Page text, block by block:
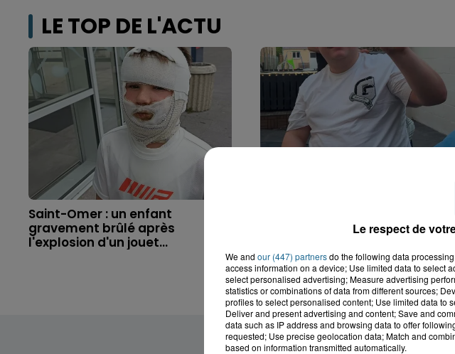
LE TOP DE L'ACTU
Saint-Omer : un enfant
gravement brûlé après
l'explosion d'un jouet...
accident, Lucas s'en est allé
Le respect de
We and our (447) partnersdo the following data
access information on a device; Use limited data to select
select personalised advertising; Measure advertising
statistics or combinations of data from different sources;
profiles to select personalised content; Use limited data to
Deliver and present advertising and content; Save and
data such as IP address and browsing data to offer
requested; Use precise geolocation data; Match and
based on information transmitted automatically.